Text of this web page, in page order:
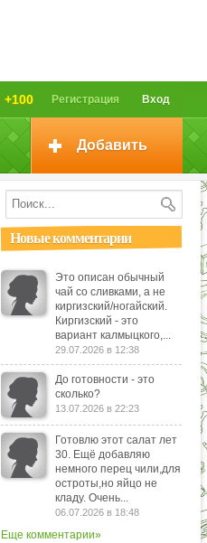
Вход
Регистрация
+100
Добавить
Новые комментарии
Это описан обычный
чай со сливками, а не
киргизский/ногайский.
Киргизский - это
вариант калмыцкого,...
29.07.2026 в 12:38
До готовности - это
сколько?
13.07.2026 в 22:23
Готовлю этот салат лет
30. Ещё добавляю
немного перец чили,для
остроты,но яйцо не
кладу. Очень...
06.07.2026 в 18:48
Еще комментарии»